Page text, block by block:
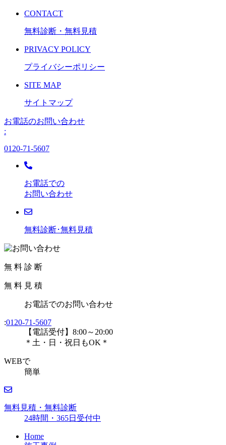
CONTACT
無料診断・無料見積
PRIVACY POLICY
プライバシーポリシー
SITE MAP
サイトマップ
お電話のお問い合わせ
:
0120-71-5607
お電話での
お問い合わせ
無料診断･無料見積
無 料 診 断
無 料 見 積
お電話でのお問い合わせ
:0120-71-5607
【電話受付】8:00～20:00
＊土・日・祝日もOK＊
WEBで
簡単
無料見積・無料診断
24時間・365日受付中
Home